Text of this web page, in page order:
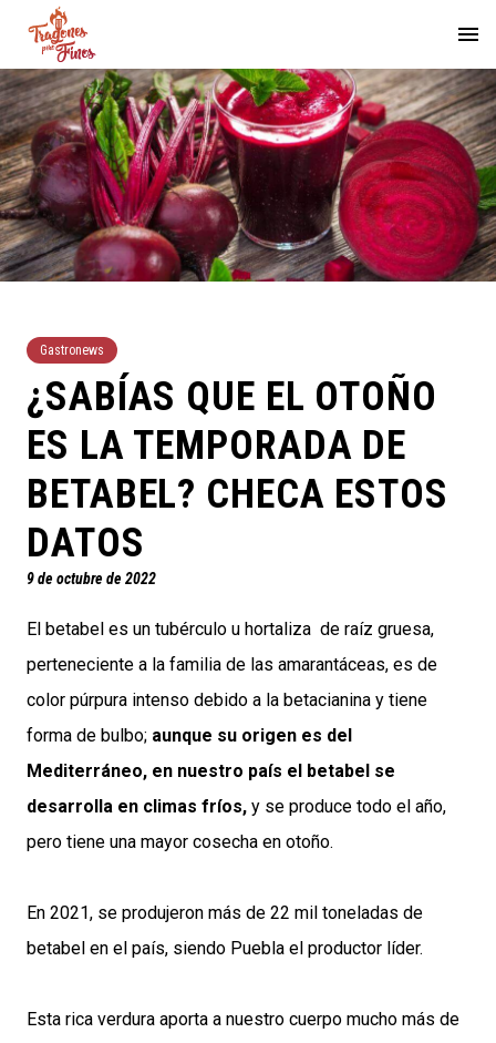
Gastronews
¿SABÍAS QUE EL OTOÑO
ES LA TEMPORADA DE
BETABEL? CHECA ESTOS
DATOS
9 de octubre de 2022
El betabel es un tubérculo u hortaliza de raíz gruesa,
perteneciente a la familia de las amarantáceas, es de
color púrpura intenso debido a la betacianina y tiene
forma de bulbo; aunque su origen es del
Mediterráneo, en nuestro país el betabel se
desarrolla en climas fríos, y se produce todo el año,
pero tiene una mayor cosecha en otoño.
En 2021, se produjeron más de 22 mil toneladas de
betabel en el país, siendo Puebla el productor líder.
Esta rica verdura aporta a nuestro cuerpo mucho más de